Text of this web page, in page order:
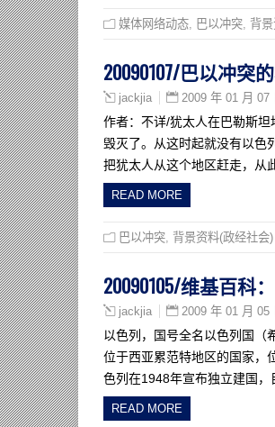
媒体网络动态 巴以冲突 背
20090107/巴以冲突
jackjia 2009 年 01 月 07
作者：不详/犹太人在巴勒斯
毁灭了。从这时起就没有以色
把犹太人从这个地区赶走，从
READ MORE
巴以冲突 背景资料(政经社会)
20090105/维基百科
jackjia 2009 年 01 月 05
以色列，国号全名以色列国
位于西亚累范特地区的国家，
色列在1948年宣布独立建国
READ MORE